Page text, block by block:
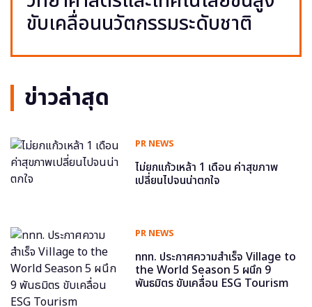
ขับเคลื่อนนวัตกรรมระดับชาติ
ข่าวล่าสุด
PR NEWS
ไม่ยกแก้วเหล้า 1 เดือน ค่าสุขภาพ
เปลี่ยนไปจนน่าตกใจ
PR NEWS
ททท. ประกาศความสำเร็จ Village to
the World Season 5 ผนึก 9
พันธมิตร ขับเคลื่อน ESG Tourism